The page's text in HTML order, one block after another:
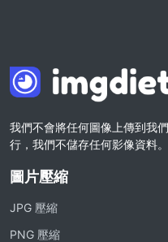
我們不會將任何圖像上傳到我
行，我們不儲存任何影像資料。
圖片壓縮
JPG 壓縮
PNG 壓縮